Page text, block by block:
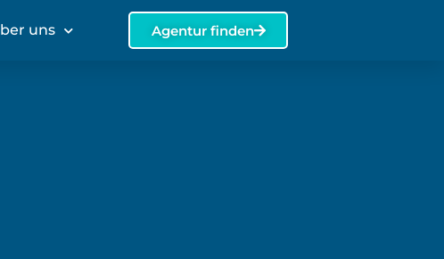
uns Agentur finden